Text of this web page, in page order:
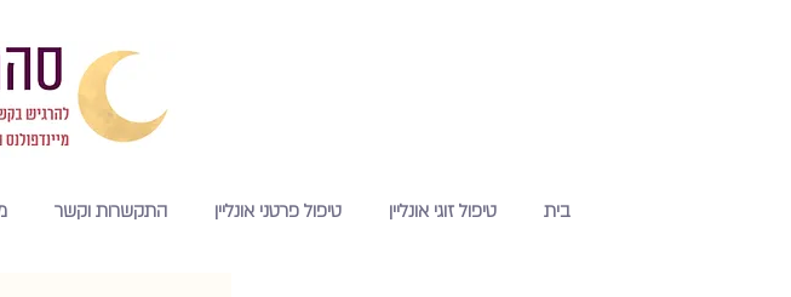
בית טיפול זוגי אונליין טיפול פרטני אונליין התקשרות וקשר